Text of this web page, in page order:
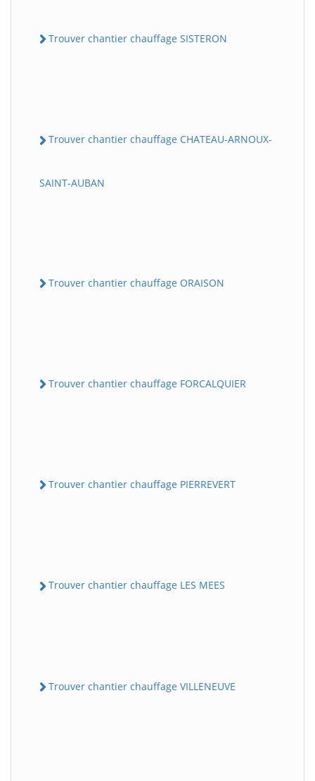
Trouver chantier chauffage SISTERON
Trouver chantier chauffage CHATEAU-ARNOUX-
SAINT-AUBAN
Trouver chantier chauffage ORAISON
Trouver chantier chauffage FORCALQUIER
Trouver chantier chauffage PIERREVERT
Trouver chantier chauffage LES MEES
Trouver chantier chauffage VILLENEUVE